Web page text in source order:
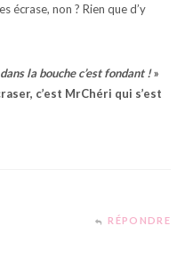
écrase, non ? Rien que d’y
la bouche c’est fondant !»
c’est MrChéri qui s’est
RÉPONDRE